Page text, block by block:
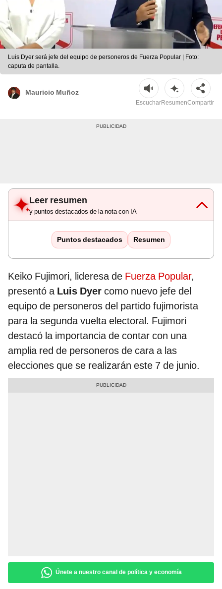
Luis Dyer será jefe del equipo de personeros de Fuerza Popular | Foto:
caputa de pantalla.
Mauricio Muñoz
EscucharResumenCompartir
Leer resumen
y puntos destacados de la nota con IA
Puntos destacados Resumen
Keiko Fujimori, lideresa de Fuerza Popular,
presentó a Luis Dyer como nuevo jefe del
equipo de personeros del partido fujimorista
para la segunda vuelta electoral. Fujimori
destacó la importancia de contar con una
amplia red de personeros de cara a las
elecciones que se realizarán este 7 de junio.
Únete a nuestro canal de política y economía